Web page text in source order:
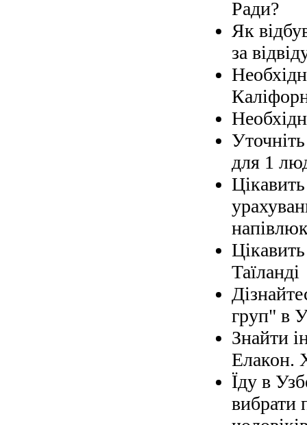
Ради?
Як
за
для 1
Таїланді
груп" в
Знайти
Елакон.
Їду в
вибрати